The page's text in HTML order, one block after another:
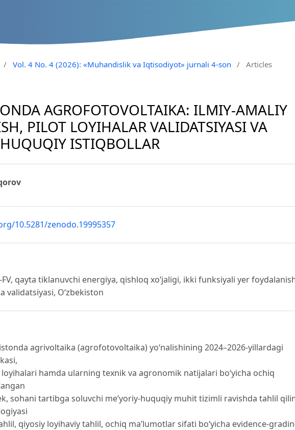
/ Vol. 4 No. 4 (2026): «Muhandislik va Iqtisodiyot» jurnali 4-son / Articles
AGROFOTOVOLTAIKA: ILMIY-AMALIY
PILOT LOYIHALAR VALIDATSIYASI VA
HUQUQIY ISTIQBOLLAR
10.5281/zenodo.19995357
qayta tiklanuvchi energiya, qishloq xo‘jaligi, ikki funksiyali yer
validatsiyasi, O‘zbekiston
agrivoltaika (agrofotovoltaika) yo‘nalishining 2024–2026-yillardagi
hamda ularning texnik va agronomik natijalari bo‘yicha ochiq
sohani tartibga soluvchi me’yoriy-huquqiy muhit tizimli ravishda tahlil
qiyosiy loyihaviy tahlil, ochiq ma’lumotlar sifati bo‘yicha evidence-